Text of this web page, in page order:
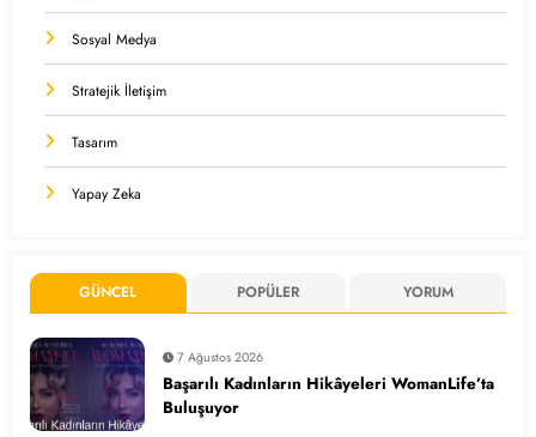
Sosyal Medya
Stratejik İletişim
Tasarım
Yapay Zeka
GÜNCEL POPÜLER YORUM
7 Ağustos 2026
Başarılı Kadınların Hikâyeleri WomanLife’ta
Buluşuyor